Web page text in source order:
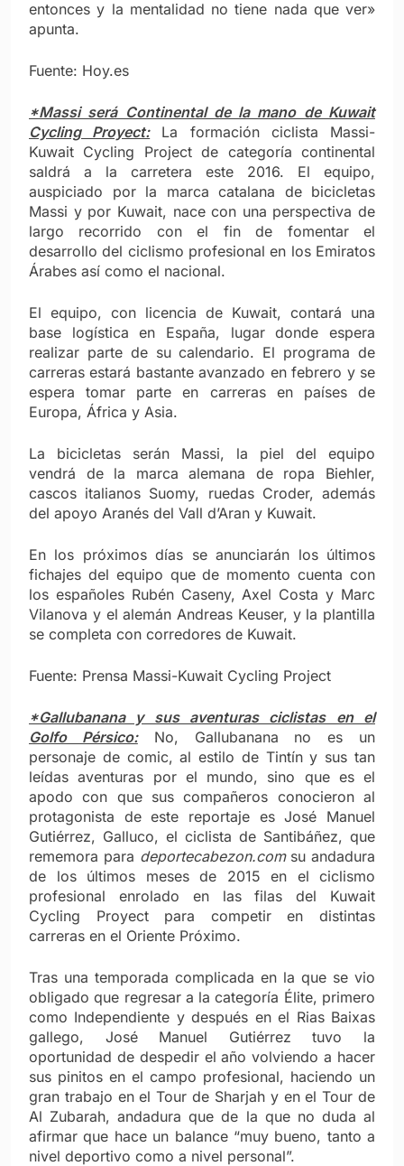
entonces y la mentalidad no tiene nada que ver»
apunta.
Fuente: Hoy.es
*Massi será Continental de la mano de Kuwait
Cycling Proyect:La formación ciclista Massi-
Kuwait Cycling Project de categoría continental
saldrá a la carretera este 2016. El equipo,
auspiciado por la marca catalana de bicicletas
Massi y por Kuwait, nace con una perspectiva de
largo recorrido con el fin de fomentar el
desarrollo del ciclismo profesional en los Emiratos
Árabes así como el nacional.
El equipo, con licencia de Kuwait, contará una
base logística en España, lugar donde espera
realizar parte de su calendario. El programa de
carreras estará bastante avanzado en febrero y se
espera tomar parte en carreras en países de
Europa, África y Asia.
La bicicletas serán Massi, la piel del equipo
vendrá de la marca alemana de ropa Biehler,
cascos italianos Suomy, ruedas Croder, además
del apoyo Aranés del Vall d’Aran y Kuwait.
En los próximos días se anunciarán los últimos
fichajes del equipo que de momento cuenta con
los españoles Rubén Caseny, Axel Costa y Marc
Vilanova y el alemán Andreas Keuser, y la plantilla
se completa con corredores de Kuwait.
Fuente: Prensa Massi-Kuwait Cycling Project
*Gallubanana y sus aventuras ciclistas en el
Golfo Pérsico:No, Gallubanana no es un
personaje de comic, al estilo de Tintín y sus tan
leídas aventuras por el mundo, sino que es el
apodo con que sus compañeros conocieron al
protagonista de este reportaje es José Manuel
Gutiérrez, Galluco, el ciclista de Santibáñez, que
rememora para deportecabezon.comsu andadura
de los últimos meses de 2015 en el ciclismo
profesional enrolado en las filas del Kuwait
Cycling Proyect para competir en distintas
carreras en el Oriente Próximo.
Tras una temporada complicada en la que se vio
obligado que regresar a la categoría Élite, primero
como Independiente y después en el Rias Baixas
gallego, José Manuel Gutiérrez tuvo la
oportunidad de despedir el año volviendo a hacer
sus pinitos en el campo profesional, haciendo un
gran trabajo en el Tour de Sharjah y en el Tour de
Al Zubarah, andadura que de la que no duda al
afirmar que hace un balance “muy bueno, tanto a
nivel deportivo como a nivel personal”.